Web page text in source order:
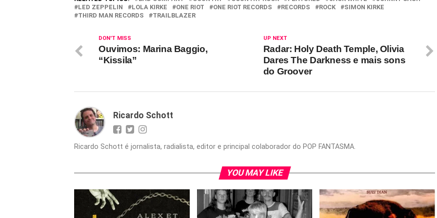
LED ZEPPELIN
LOLA KIRKE ONE RIOT ONE RIOT RECORDS RECORDS ROCK
SIMON KIRKE
THIRD MAN RECORDS
TRAILBLAZER
UP NEXT
Radar: Holy Death Temple, Olivia
Dares The Darkness e mais sons
do Groover
DON'T MISS
Ouvimos: Marina Baggio,
“Kissila”
Ricardo Schott
Ricardo Schott é jornalista, radialista, editor e principal colaborador do POP FANTASMA.
YOU MAY LIKE